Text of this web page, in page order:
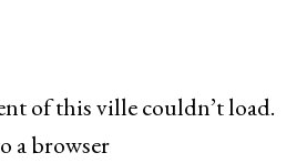
of this ville couldn’t load.
a browser